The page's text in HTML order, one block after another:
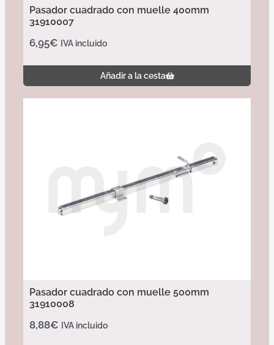
Pasador cuadrado con muelle 400mm
31910007
6,95€ IVA incluido
Añadir a la cesta
Pasador cuadrado con muelle 500mm
31910008
8,88€ IVA incluido